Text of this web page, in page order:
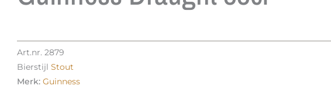
Art.nr.2879
Bierstijl Stout
Merk:Guinness